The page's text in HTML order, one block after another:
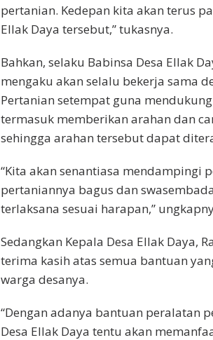
pertanian. Kedepan kita akan terus
Ellak Daya tersebut,” tukasnya.
Bahkan, selaku ‎Babinsa Desa Ellak
mengaku akan selalu bekerja sama
Pertanian setempat guna
termasuk memberikan arahan dan
sehingga arahan tersebut dapat
“Kita akan senantiasa mendampingi
pertaniannya bagus dan
terlaksana sesuai harapan,”
Sedangkan Kepala Desa Ellak Daya,
terima kasih atas semua bantuan
warga desanya.
“Dengan adanya bantuan peralatan
Desa Ellak Daya tentu akan